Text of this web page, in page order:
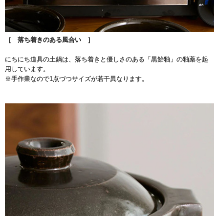
［ 落ち着きのある風合い ］
にちにち道具の土鍋は、落ち着きと優しさのある「黒飴釉」の釉薬を起
用しています。
※手作業なので1点づつサイズが若干異なります。